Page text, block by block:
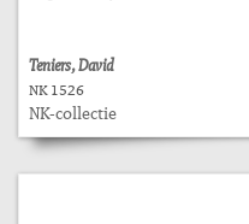
Teniers, David
NK 1526
NK-collectie